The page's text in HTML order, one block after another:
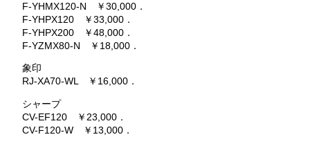
F-YHMX120-N ￥30,000．
F-YHPX120 ￥33,000．
F-YHPX200 ￥48,000．
F-YZMX80-N ￥18,000．
象印
RJ-XA70-WL ￥16,000．
シャープ
CV-EF120 ￥23,000．
CV-F120-W ￥13,000．